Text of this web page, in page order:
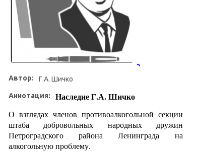
Автор: Г.А. Шичко
Аннотация: Наследие Г.А. Шичко
О взглядах членов противоалкогольной секции
штаба добровольных народных дружин
Петроградского района Ленинграда на
алкогольную проблему.